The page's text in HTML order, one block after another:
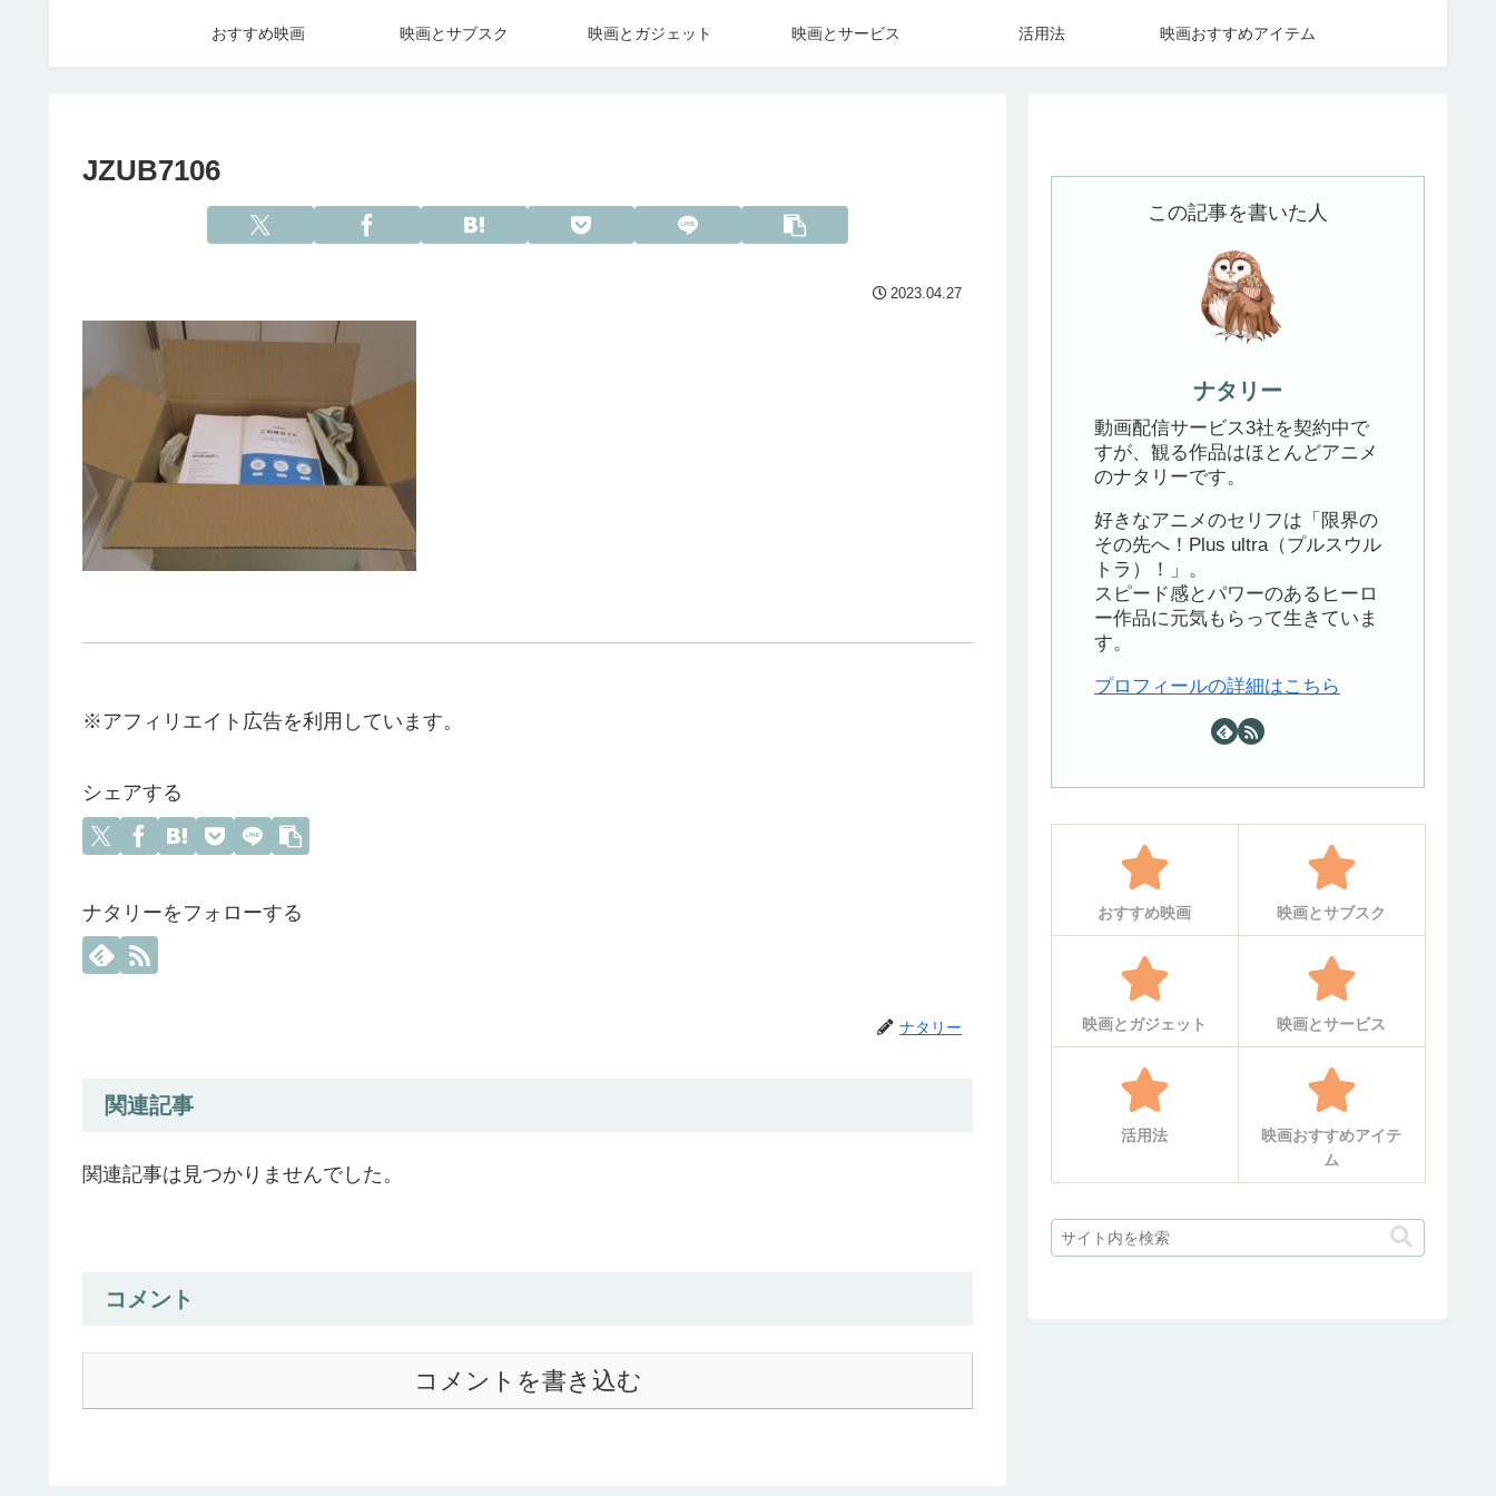
おすすめ映画 映画とサブスク 映画とガジェット 映画とサービス 活用法 映画おすすめアイテム
JZUB7106
2023.04.27
※アフィリエイト広告を利用しています。
シェアする
ナタリーをフォローする
ナタリー
関連記事
関連記事は見つかりませんでした。
コメント
コメントを書き込む
この記事を書いた人
ナタリー
動画配信サービス3社を契約中で
すが、観る作品はほとんどアニメ
のナタリーです。
好きなアニメのセリフは「限界の
その先へ！Plus ultra（プルスウル
トラ）！」。
スピード感とパワーのあるヒーロ
ー作品に元気もらって生きていま
す。
プロフィールの詳細はこちら
おすすめ映画 映画とサブスク
映画とガジェット 映画とサービス
活用法
映画おすすめアイテ
ム